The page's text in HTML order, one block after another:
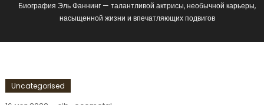
Биография Эль Фаннинг — талантливой актрисы, необычной карьеры,
насыщенной жизни и впечатляющих подвигов
Uncategorised